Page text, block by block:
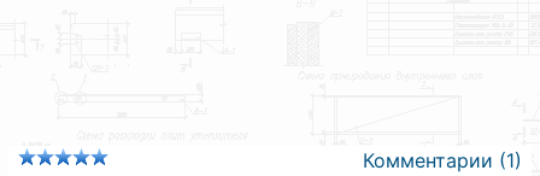
Комментарии (1)